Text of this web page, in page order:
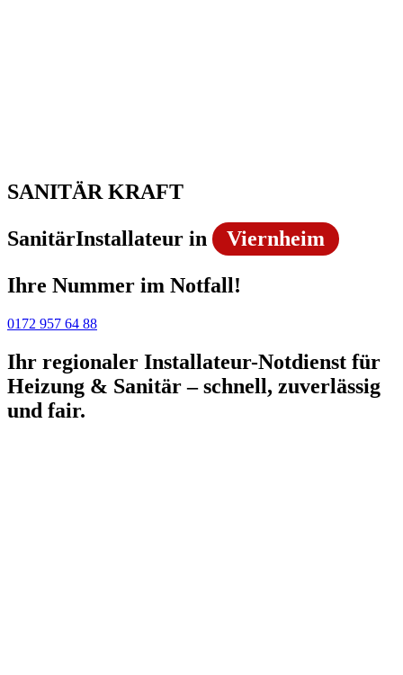
SANITÄR KRAFT
SanitärInstallateur in
Viernheim
Ihre Nummer im Notfall!
0172 957 64 88
Ihr regionaler Installateur-Notdienst für
Heizung & Sanitär – schnell, zuverlässig
und fair.